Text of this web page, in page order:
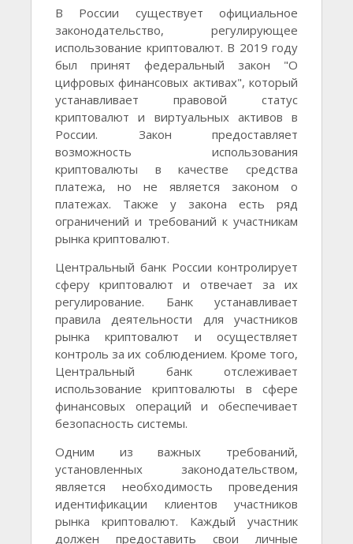
В России существует официальное
законодательство, регулирующее
использование криптовалют. В 2019 году
был принят федеральный закон "О
цифровых финансовых активах", который
устанавливает правовой статус
криптовалют и виртуальных активов в
России. Закон предоставляет
возможность использования
криптовалюты в качестве средства
платежа, но не является законом о
платежах. Также у закона есть ряд
ограничений и требований к участникам
рынка криптовалют.
Центральный банк России контролирует
сферу криптовалют и отвечает за их
регулирование. Банк устанавливает
правила деятельности для участников
рынка криптовалют и осуществляет
контроль за их соблюдением. Кроме того,
Центральный банк отслеживает
использование криптовалюты в сфере
финансовых операций и обеспечивает
безопасность системы.
Одним из важных требований,
установленных законодательством,
является необходимость проведения
идентификации клиентов участников
рынка криптовалют. Каждый участник
должен предоставить свои личные